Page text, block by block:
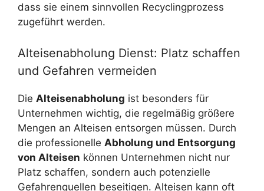
dass sie einem sinnvollen Recyclingprozess
zugeführt werden.
Alteisenabholung Dienst: Platz schaffen
und Gefahren vermeiden
Die Alteisenabholung ist besonders für
Unternehmen wichtig, die regelmäßig größere
Mengen an Alteisen entsorgen müssen. Durch
die professionelle Abholung und Entsorgung
von Alteisen können Unternehmen nicht nur
Platz schaffen, sondern auch potenzielle
Gefahrenquellen beseitigen. Alteisen kann oft